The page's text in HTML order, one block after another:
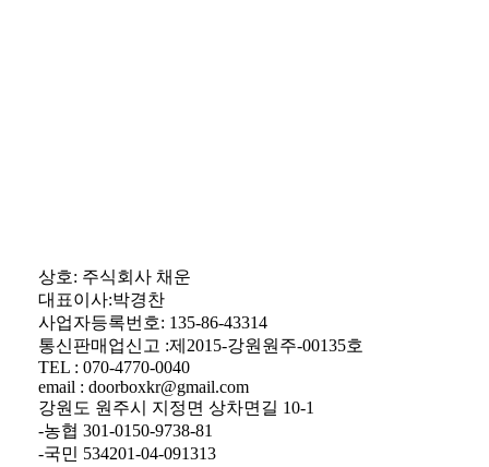
상호: 주식회사 채운
대표이사:박경찬
사업자등록번호: 135-86-43314
통신판매업신고 :제2015-강원원주-00135호
TEL : 070-4770-0040
email : doorboxkr@gmail.com
강원도 원주시 지정면 상차면길 10-1
-농협 301-0150-9738-81
-국민 534201-04-091313